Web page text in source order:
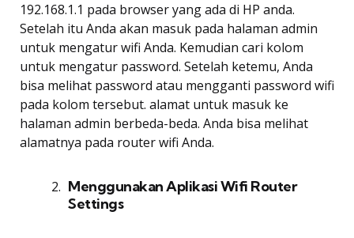
192.168.1.1 pada browser yang ada di HP anda.
Setelah itu Anda akan masuk pada halaman admin
untuk mengatur wifi Anda. Kemudian cari kolom
untuk mengatur password. Setelah ketemu, Anda
bisa melihat password atau mengganti password wifi
pada kolom tersebut. alamat untuk masuk ke
halaman admin berbeda-beda. Anda bisa melihat
alamatnya pada router wifi Anda.
Menggunakan Aplikasi Wifi Router
Settings